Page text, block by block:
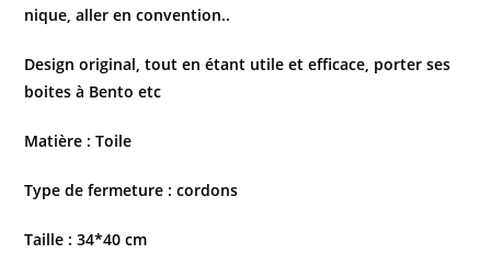
nique, aller en convention..
Design original, tout en étant utile et efficace, porter ses
boites à Bento etc
Matière : Toile
Type de fermeture : cordons
Taille : 34*40 cm